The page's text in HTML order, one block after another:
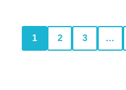
1 2 3 …